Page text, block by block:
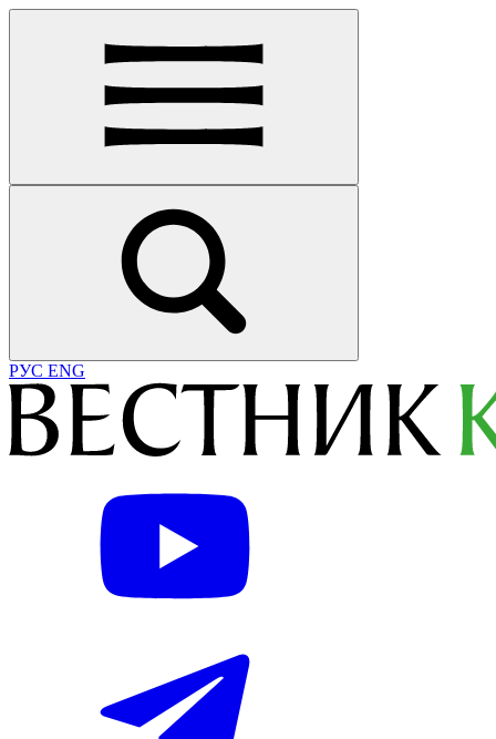
РУС ENG